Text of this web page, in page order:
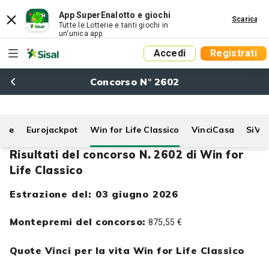
App SuperEnalotto e giochi
Tutte le Lotterie e tanti giochi in
un'unica app.
Scarica
Accedi Registrati
Concorso N° 2602
Eurojackpot Win for Life Classico VinciCasa
Risultati del concorso N. 2602 di Win for
Life Classico
Estrazione del: 03 giugno 2026
Montepremi del concorso: 875,55 €
Quote Vinci per la vita Win for Life Classico